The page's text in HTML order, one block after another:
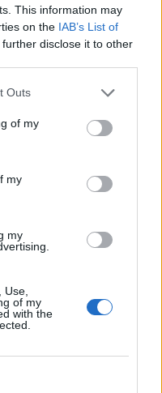
This information may
on the IAB’s List of
disclose it to other
Outs
of my
my
my
of my
with the
Markic, Contucci,
il centrocampo con
Vacca